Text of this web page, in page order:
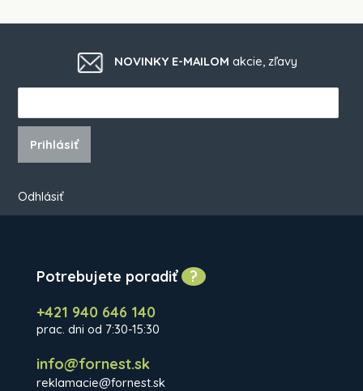
NOVINKY E-MAILOM akcie, zľavy
Prihlásiť
Odhlásiť
Potrebujete poradiť?
+421 940 646 140
prac. dni od 7:30-15:30
info@fornest.sk
reklamacie@fornest.sk